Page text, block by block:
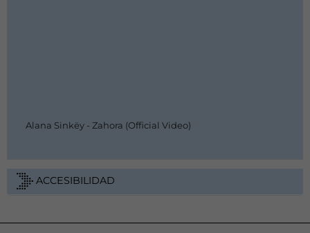
Alana Sinkëy - Zahora (Official Video)
ACCESIBILIDAD